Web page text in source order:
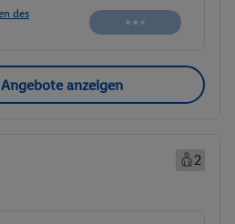
des
anzeigen
2